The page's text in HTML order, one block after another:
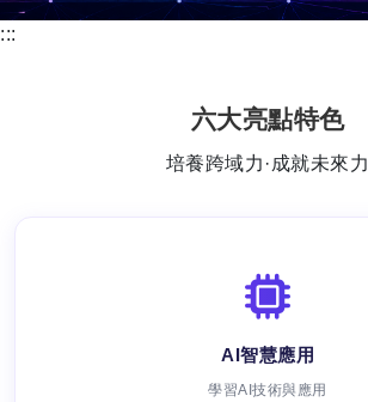
:::
六大亮點特色
培養跨域力·成就未來力
AI智慧應用
學習AI技術與應用